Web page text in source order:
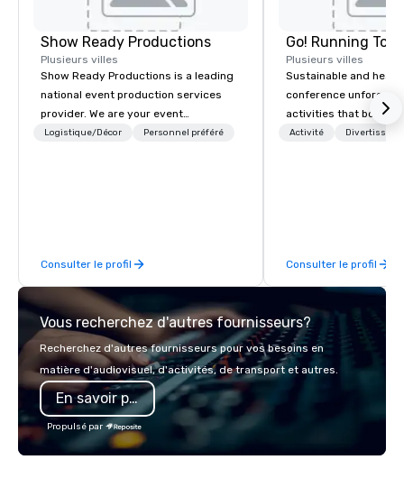
Show Ready Productions
Plusieurs villes
Show Ready Productions is a leading
national event production services
provider. We are your event
production partner from start to
Logistique/Décor Personnel préféré
Consulter le profil
Go! Running
Plusieurs villes
Sustainable and
conference
activities that boost
lower carbon
Activité
Consulter le profil
Vous recherchez d'autres fournisseurs?
Recherchez d'autres fournisseurs pour vos besoins en
matière d'audiovisuel, d'activités, de transport et autres.
En savoir plus
Propulsé par